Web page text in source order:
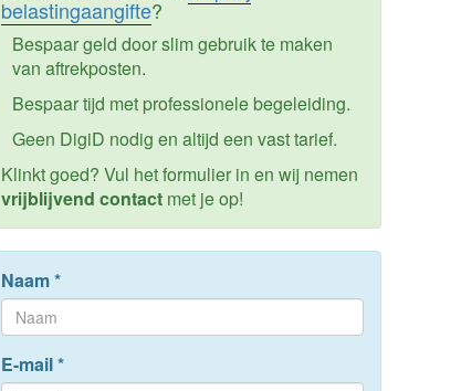
belastingaangifte?
Bespaar geld door slim gebruik te maken
van aftrekposten.
Bespaar tijd met professionele begeleiding.
Geen DigiD nodig en altijd een vast tarief.
Klinkt goed? Vul het formulier in en wij nemen
vrijblijvend contact met je op!
Naam*
E-mail*